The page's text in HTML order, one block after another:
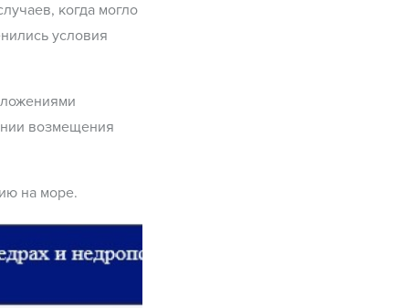
когда могло
условия
возмещения
на море.